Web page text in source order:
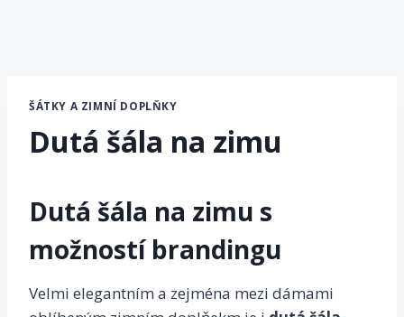
ŠÁTKY A ZIMNÍ DOPLŇKY
Dutá šála na zimu
Dutá šála na zimu s
možností brandingu
Velmi elegantním a zejména mezi dámami